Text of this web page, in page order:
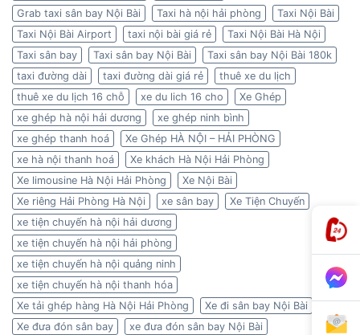
Grab taxi sân bay Nội Bài
Taxi hà nội hải phòng
Taxi Nội Bài
Taxi Nội Bài Airport
taxi nội bài giá rẻ
Taxi Nội Bài Hà Nội
Taxi sân bay
Taxi sân bay Nội Bài
Taxi sân bay Nội Bài 180k
taxi đường dài
taxi đường dài giá rẻ
thuê xe du lịch
thuê xe du lịch 16 chỗ
xe du lich 16 cho
Xe Ghép
xe ghép hà nội hải dương
xe ghép ninh bình
xe ghép thanh hoá
Xe Ghép HÀ NỘI – HẢI PHÒNG
xe hà nội thanh hoá
Xe khách Hà Nội Hải Phòng
Xe limousine Hà Nội Hải Phòng
Xe Nội Bài
Xe riêng Hải Phòng Hà Nội
xe sân bay
Xe Tiện Chuyến
xe tiện chuyến hà nội hải dương
xe tiện chuyến hà nội hải phòng
xe tiện chuyến hà nội quảng ninh
xe tiện chuyến hà nội thanh hóa
Xe tải ghép hàng Hà Nội Hải Phòng
Xe đi sân bay Nội Bài
Xe đưa đón sân bay
xe đưa đón sân bay Nội Bài